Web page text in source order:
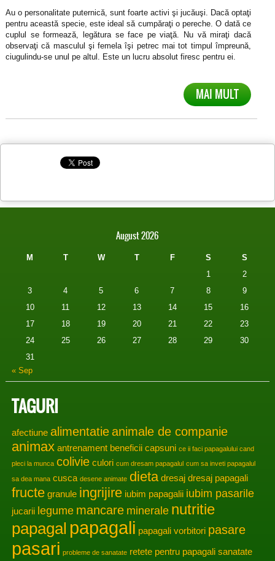
Au o personalitate puternică, sunt foarte activi şi jucăuşi. Dacă optaţi
pentru această specie, este ideal să cumpăraţi o pereche. O dată ce
cuplul se formează, legătura se face pe viaţă. Nu vă miraţi dacă
observaţi că masculul şi femela îşi petrec mai tot timpul împreună,
ciugulindu-se unul pe altul. Este un lucru absolut firesc pentru ei.
MAI MULT
August 2026
M T W T F S
S
1
2
3
4 5 6 7 8
9
10
11 12 13 14 15
16
17
18 19 20 21 22
23
24
25 26 27 28 29
30
31
« Sep
TAGURI
afectiune alimentatieanimale de companie
animax antrenament beneficii capsuni ce ii faci papagalului cand
pleci la munca colivie culori cum dresam papagalul cum sa inveti papagalul
sa dea mana cusca desene animate dieta dresaj dresaj papagali
fructe granule ingrijire iubim papagalii iubim pasarile
jucarii legume mancare minerale nutritie
papagal papagali papagali vorbitori pasare
pasari probleme de sanatate retete pentru papagali sanatate